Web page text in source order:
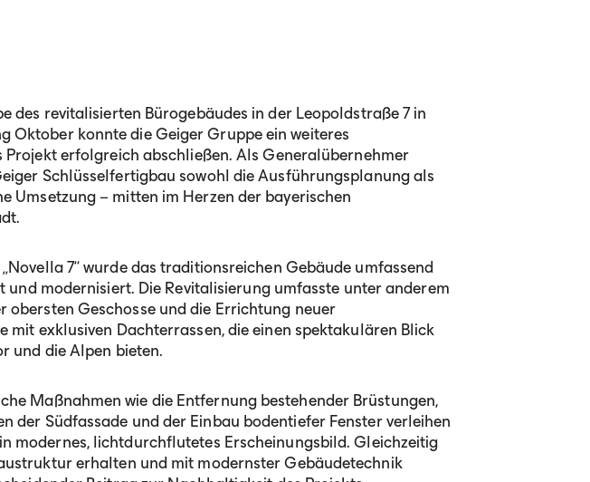
des revitalisierten Bürogebäudes in der Leopoldstraße 7 in
Oktober konnte die Geiger Gruppe ein weiteres
Projekt erfolgreich abschließen. Als Generalübernehmer
Schlüsselfertigbau sowohl die Ausführungsplanung als
Umsetzung – mitten im Herzen der bayerischen
7“ wurde das traditionsreichen Gebäude umfassend
und modernisiert. Die Revitalisierung umfasste unter anderem
obersten Geschosse und die Errichtung neuer
mit exklusiven Dachterrassen, die einen spektakulären Blick
und die Alpen bieten.
Maßnahmen wie die Entfernung bestehender Brüstungen,
der Südfassade und der Einbau bodentiefer Fenster verleihen
modernes, lichtdurchflutetes Erscheinungsbild. Gleichzeitig
erhalten und mit modernster Gebäudetechnik